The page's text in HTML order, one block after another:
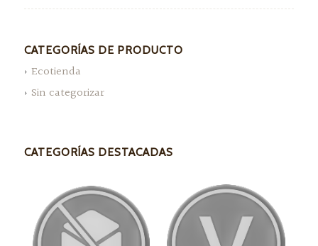
CATEGORÍAS DE PRODUCTO
Ecotienda
Sin categorizar
CATEGORÍAS DESTACADAS